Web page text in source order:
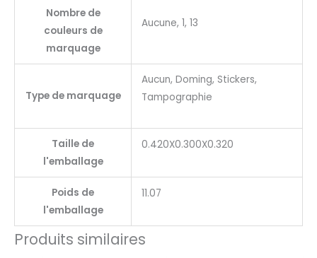
Nombre de
couleurs de
marquage
Aucune, 1, 13
Type de marquage
Aucun, Doming, Stickers,
Tampographie
Taille de
l'emballage
0.420X0.300X0.320
Poids de
l'emballage
11.07
Produits similaires